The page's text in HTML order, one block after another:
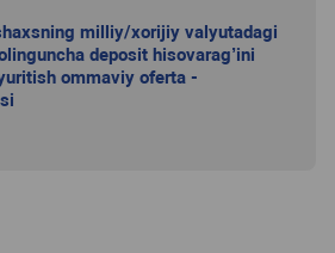
milliy/xorijiy valyutadagi
deposit hisovarag’ini
ommaviy oferta -